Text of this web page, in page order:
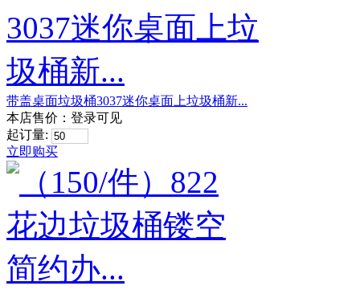
带盖桌面垃圾桶3037迷你桌面上垃圾桶新...
本店售价： 登录可见
起订量:
立即购买